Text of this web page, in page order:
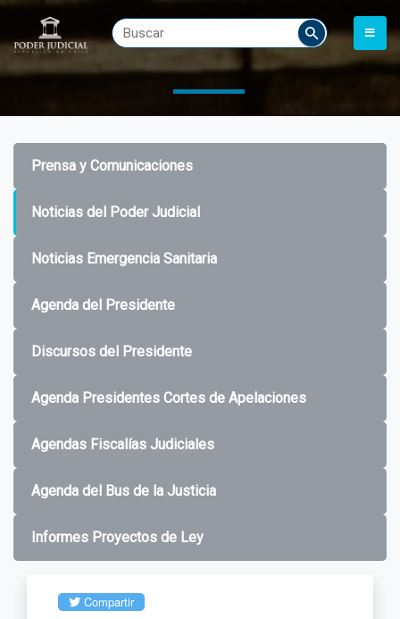
Prensa y Comunicaciones
Noticias del Poder Judicial
Noticias Emergencia Sanitaria
Agenda del Presidente
Discursos del Presidente
Agenda Presidentes Cortes de Apelaciones
Agendas Fiscalías Judiciales
Agenda del Bus de la Justicia
Informes Proyectos de Ley
Compartir